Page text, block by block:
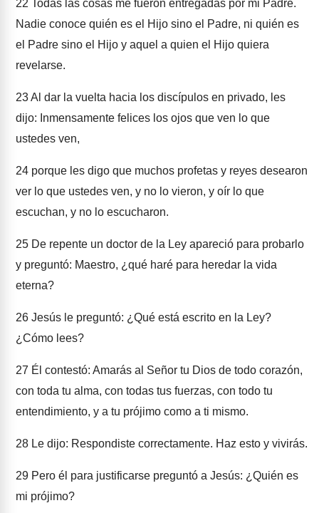
22 Todas las cosas me fueron entregadas por mi Padre.
Nadie conoce quién es el Hijo sino el Padre, ni quién es
el Padre sino el Hijo y aquel a quien el Hijo quiera
revelarse.
23Al dar la vuelta hacia los discípulos en privado, les
dijo: Inmensamente felices los ojos que ven lo que
ustedes ven,
24 porque les digo que muchos profetas y reyes desearon
ver lo que ustedes ven, y no lo vieron, y oír lo que
escuchan, y no lo escucharon.
25 De repente un doctor de la Ley apareció para probarlo
y preguntó: Maestro, ¿qué haré para heredar la vida
eterna?
26 Jesús le preguntó: ¿Qué está escrito en la Ley?
¿Cómo lees?
27 Él contestó: Amarás al Señor tu Dios de todo corazón,
con toda tu alma, con todas tus fuerzas, con todo tu
entendimiento, y a tu prójimo como a ti mismo.
28 Le dijo: Respondiste correctamente. Haz esto y vivirás.
29 Pero él para justificarse preguntó a Jesús: ¿Quién es
mi prójimo?